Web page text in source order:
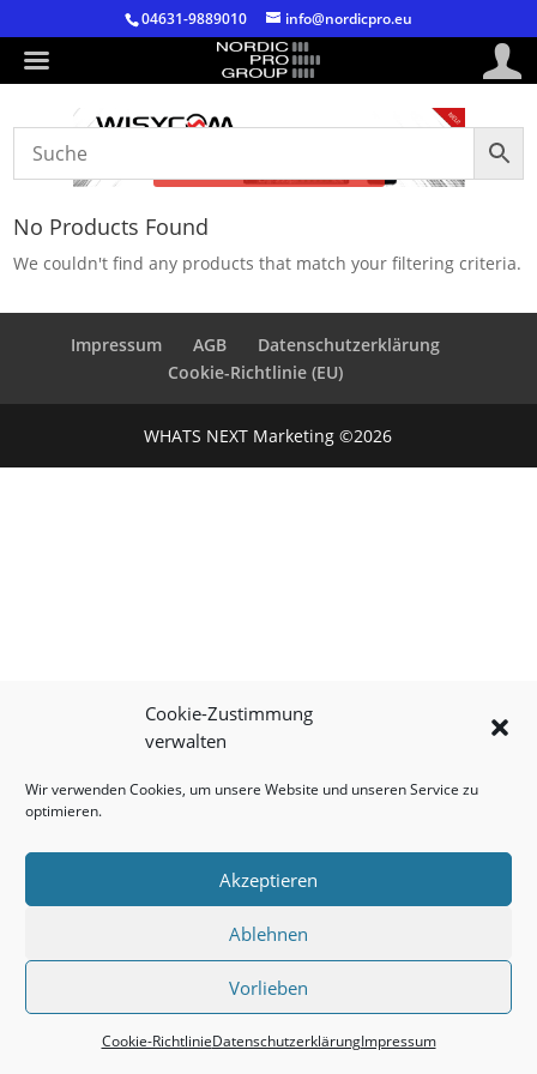
Cookie-Zustimmung
verwalten
Wir verwenden Cookies, um unsere Website und unseren Service zu
optimieren.
Akzeptieren
Ablehnen
Vorlieben
Cookie-RichtlinieDatenschutzerklärungImpressum
04631-9889010 info@nordicpro.eu
No Products Found
We couldn't find any products that match your filtering criteria.
Impressum AGB
Datenschutzerklärung
Cookie-Richtlinie (EU)
WHATS NEXT Marketing ©2026